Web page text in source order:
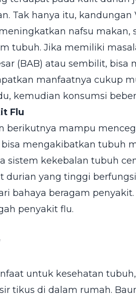
Tak hanya itu,
nafsu makan,
tubuh. Jika memiliki
(BAB) atau sembilit,
manfaatnya cukup
kemudian konsumsi
Flu
berikutnya mampu
mengakibatkan tubuh
sistem kekebalan tubuh
durian yang tinggi
bahaya beragam
penyakit flu.
untuk kesehatan
tikus di dalam rumah.